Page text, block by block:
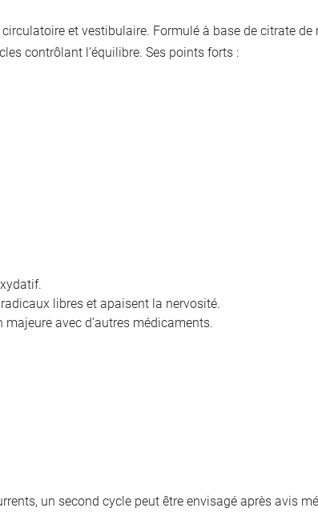
et vestibulaire. Formulé à base de citrate de
contrôlant l’équilibre. Ses points forts :
libres et apaisent la nervosité.
avec d’autres médicaments.
un second cycle peut être envisagé après avis